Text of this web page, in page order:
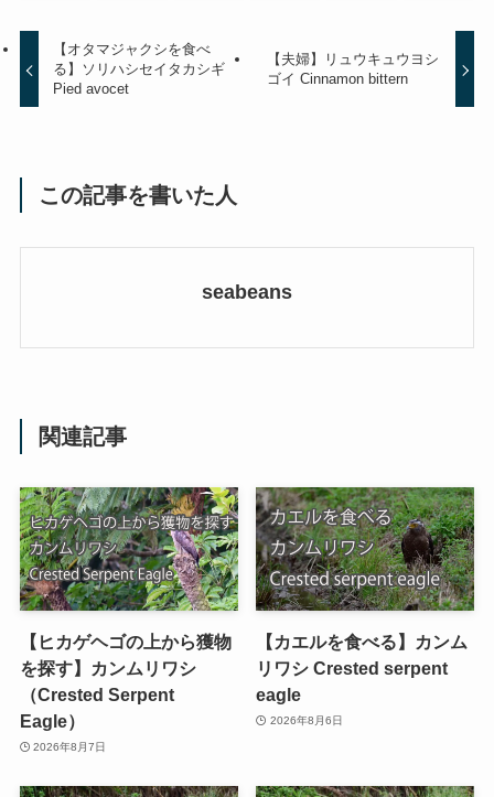
【オタマジャクシを食べ
る】ソリハシセイタカシギ
Pied avocet
【夫婦】リュウキュウヨシ
ゴイ Cinnamon bittern
この記事を書いた人
seabeans
関連記事
【ヒカゲヘゴの上から獲物
を探す】カンムリワシ
（Crested Serpent
Eagle）
2026年8月7日
【カエルを食べる】カンム
リワシ Crested serpent
eagle
2026年8月6日